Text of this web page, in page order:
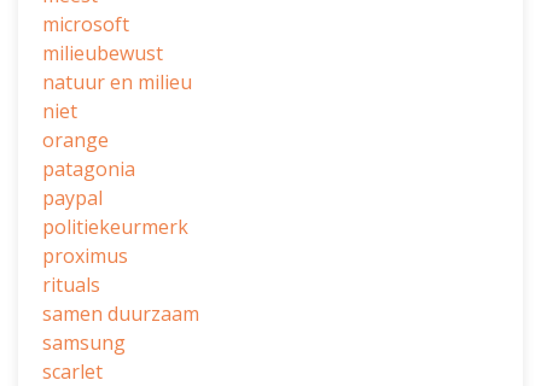
microsoft
milieubewust
natuur en milieu
niet
orange
patagonia
paypal
politiekeurmerk
proximus
rituals
samen duurzaam
samsung
scarlet